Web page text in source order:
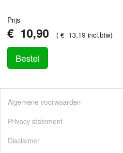
Prijs
€ 10,90 ( € 13,19 incl.btw)
Bestel
Algemene voorwaarden
Privacy statement
Disclaimer